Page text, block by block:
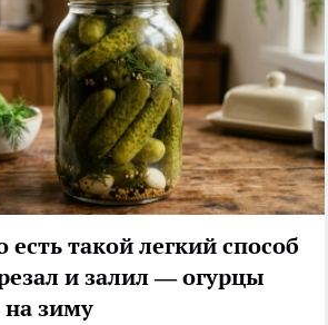
есть такой легкий способ
и залил — огурцы
зиму